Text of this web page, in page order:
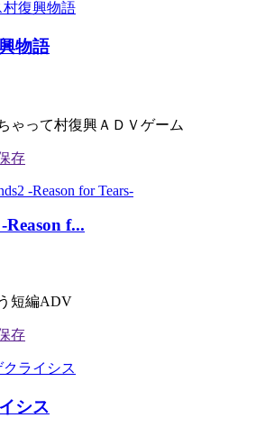
物語
って村復興ＡＤＶゲーム
f...
短編ADV
シス